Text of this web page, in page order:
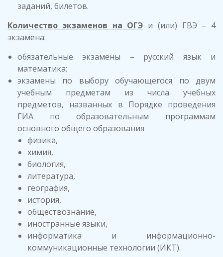
заданий, билетов.
Количество экзаменов на ОГЭ и (или) ГВЭ – 4
экзамена:
обязательные экзамены – русский язык и
математика;
экзамены по выбору обучающегося по двум
учебным предметам из числа учебных
предметов, названных в Порядке проведения
ГИА по образовательным программам
основного общего образования
физика,
химия,
биология,
литература,
география,
история,
обществознание,
иностранные языки,
информатика и информационно-
коммуникационные технологии (ИКТ).